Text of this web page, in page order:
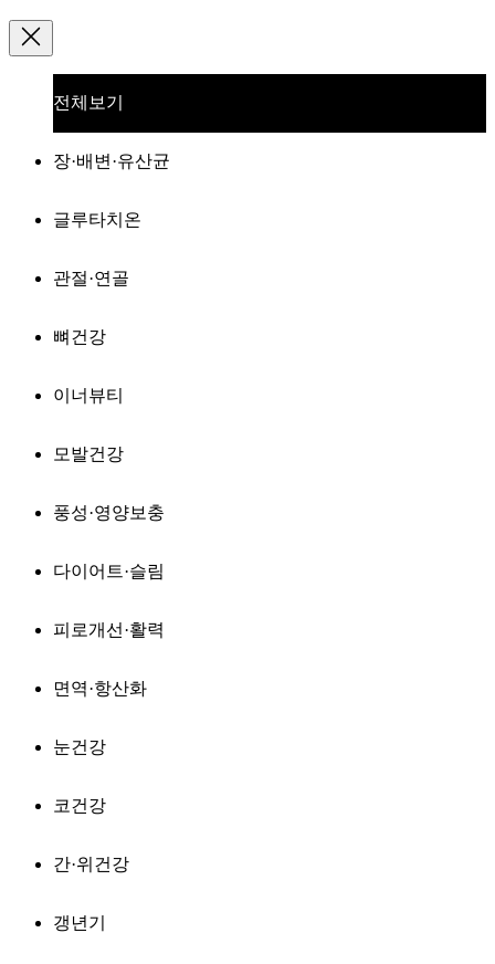
전체보기
장·배변·유산균
글루타치온
관절·연골
뼈건강
이너뷰티
모발건강
풍성·영양보충
다이어트·슬림
피로개선·활력
면역·항산화
눈건강
코건강
간·위건강
갱년기